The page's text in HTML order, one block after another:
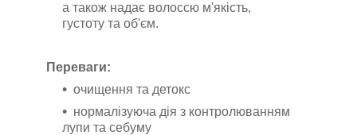
а також надає волоссю м'якість,
густоту та об'єм.
Переваги:
очищення та детокс
нормалізуюча дія з контролюванням
лупи та себуму